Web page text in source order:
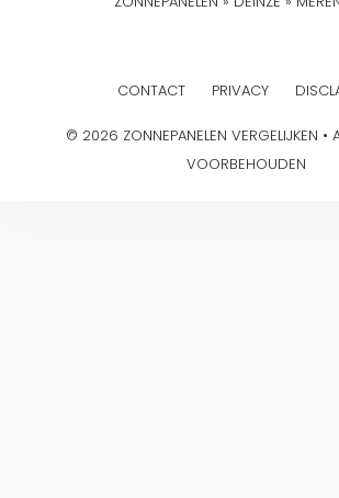
CONTACT PRIVACY
© 2026 ZONNEPANELEN VERGELIJKEN •
VOORBEHOUDEN